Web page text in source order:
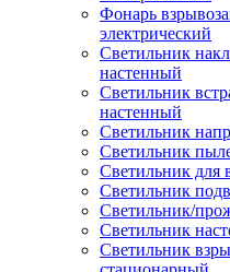
Фонарь
электрический
Светильник
настенный
Светильник
настенный
Светильник
Светильник
Светильник для
Светильник
Светильник/
Светильник
Светильник